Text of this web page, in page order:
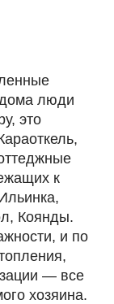
люди
это
к
Коянды.
и по
— все
хозяина.